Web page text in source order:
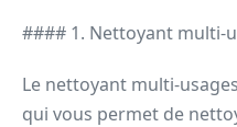
#### 1. Nettoyant multi-
Le nettoyant multi-
qui vous permet de